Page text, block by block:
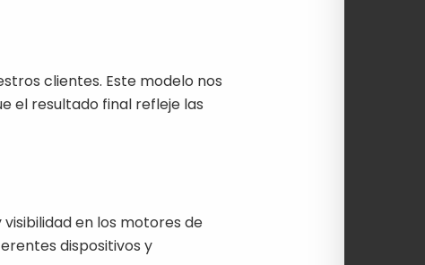
clientes. Este modelo nos
el resultado final refleje las
en los motores de
dispositivos y